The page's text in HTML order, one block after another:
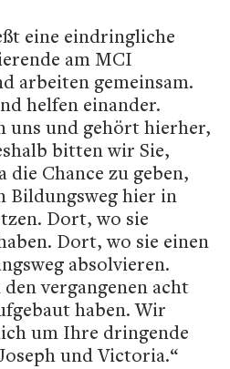
eine eindringliche
am MCI
arbeiten gemeinsam.
helfen einander.
uns und gehört hierher,
bitten wir Sie,
Chance zu geben,
Bildungsweg hier in
Dort, wo sie
Dort, wo sie einen
absolvieren.
vergangenen acht
haben. Wir
um Ihre dringende
und Victoria.“